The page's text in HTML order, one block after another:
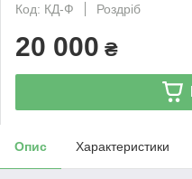
Код: КД-Ф
Роздріб
20 000 ₴
Опис Характеристики